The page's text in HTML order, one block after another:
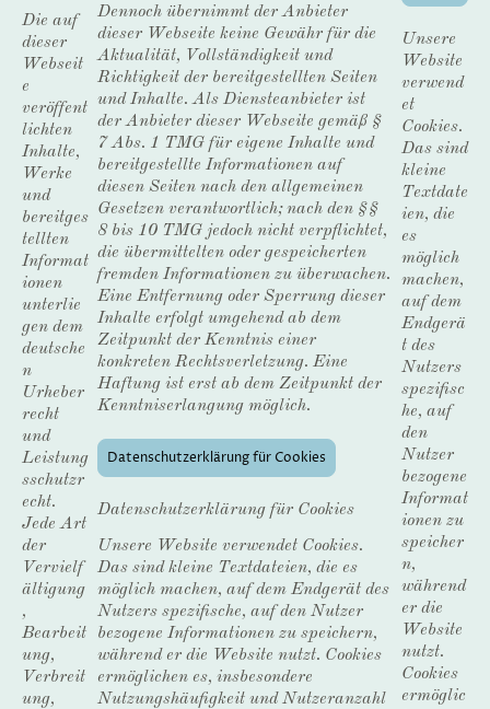
Die auf
dieser
Webseit
e
veröffent
lichten
Inhalte,
Werke
und
bereitges
tellten
Informat
ionen
unterlie
gen dem
deutsche
n
Urheber
recht
und
Leistung
sschutzr
echt.
Jede Art
der
Vervielf
ältigung
,
Bearbeit
ung,
Verbreit
ung,
Dennoch übernimmt der Anbieter
dieser Webseite keine Gewähr für die
Aktualität, Vollständigkeit und
Richtigkeit der bereitgestellten Seiten
und Inhalte. Als Diensteanbieter ist
der Anbieter dieser Webseite gemäß §
7 Abs. 1 TMG für eigene Inhalte und
bereitgestellte Informationen auf
diesen Seiten nach den allgemeinen
Gesetzen verantwortlich; nach den §§
8 bis 10 TMG jedoch nicht verpflichtet,
die übermittelten oder gespeicherten
fremden Informationen zu überwachen.
Eine Entfernung oder Sperrung dieser
Inhalte erfolgt umgehend ab dem
Zeitpunkt der Kenntnis einer
konkreten Rechtsverletzung. Eine
Haftung ist erst ab dem Zeitpunkt der
Kenntniserlangung möglich.
Datenschutzerklärung für Cookies
Datenschutzerklärung für Cookies
Unsere Website verwendet Cookies.
Das sind kleine Textdateien, die es
möglich machen, auf dem Endgerät des
Nutzers spezifische, auf den Nutzer
bezogene Informationen zu speichern,
während er die Website nutzt. Cookies
ermöglichen es, insbesondere
Nutzungshäufigkeit und Nutzeranzahl
Unsere
Website
verwend
et
Cookies.
Das sind
kleine
Textdate
ien, die
es
möglich
machen,
auf dem
Endgerä
t des
Nutzers
spezifisc
he, auf
den
Nutzer
bezogene
Informat
ionen zu
speicher
n,
während
er die
Website
nutzt.
Cookies
ermöglic